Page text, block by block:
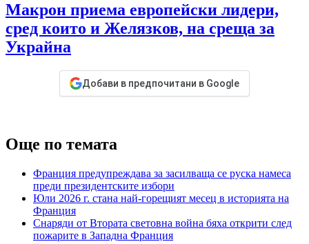
Макрон приема европейски лидери,
сред които и Желязков, на среща за
Украйна
Добави в предпочитани в Google
Още по темата
Франция предупреждава за засилваща се руска намеса
преди президентските избори
Юли 2026 г. стана най-горещият месец в историята на
Франция
Снаряди от Втората световна война бяха открити след
пожарите в Западна Франция